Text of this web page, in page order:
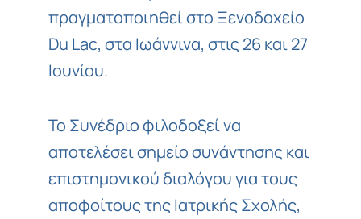
πραγματοποιηθεί στο Ξενοδοχείο
Du Lac, στα Ιωάννινα, στις 26 και 27
Ιουνίου.
Το Συνέδριο φιλοδοξεί να
αποτελέσει σημείο συνάντησης και
επιστημονικού διαλόγου για τους
αποφοίτους της Ιατρικής Σχολής,